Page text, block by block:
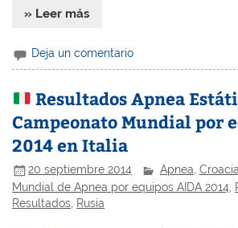
» Leer más
Deja un comentario
Resultados Apnea
Campeonato Mundial por
2014 en Italia
20 septiembre 2014 Apnea,Croacia
Mundial de Apnea por equipos AIDA 2014
Resultados Rusia